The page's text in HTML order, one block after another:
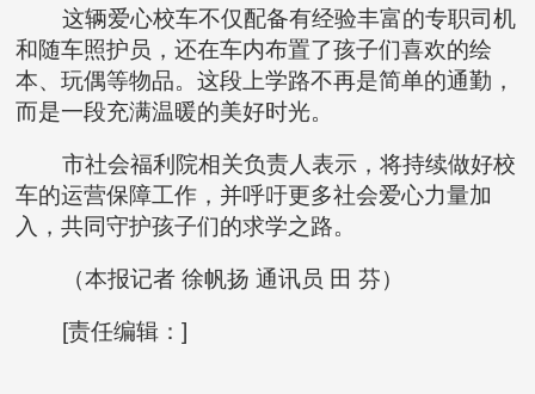
这辆爱心校车不仅配备有经验丰富的专职司机
和随车照护员，还在车内布置了孩子们喜欢的绘
本、玩偶等物品。这段上学路不再是简单的通勤，
而是一段充满温暖的美好时光。
市社会福利院相关负责人表示，将持续做好校
车的运营保障工作，并呼吁更多社会爱心力量加
入，共同守护孩子们的求学之路。
（本报记者 徐帆扬 通讯员 田 芬）
[责任编辑：]